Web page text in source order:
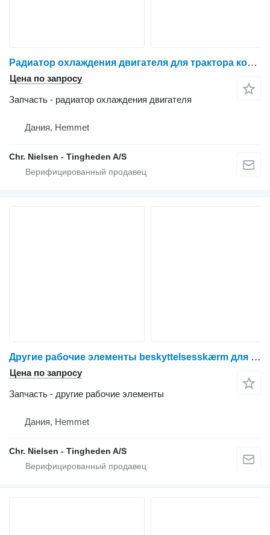
Радиатор охлаждения двигателя для трактора колесного Massey Ferguson 6465
Цена по запросу
Запчасть - радиатор охлаждения двигателя
Дания, Hemmet
Chr. Nielsen - Tingheden A/S
Другие рабочие элементы beskyttelsesskærm для трактора колесного Massey Ferguson 6465
Цена по запросу
Запчасть - другие рабочие элементы
Дания, Hemmet
Chr. Nielsen - Tingheden A/S